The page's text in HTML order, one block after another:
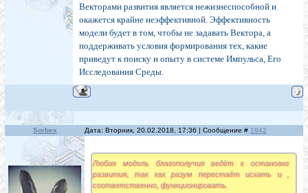
Векторами развития является нежизнеспособной и
окажется крайне неэффективной. Эффективность
модели будет в том, чтобы не задавать Вектора, а
поддерживать условия формирования тех, какие
приведут к поиску и опыту в системе Импульса, Его
Исследования Среды.
Sorbex Дата: Вторник, 20.02.2018, 17:36 | Сообщение # 1942
Любая модель благополучия ведёт к остановке
развития, так как разум перестаёт искать и ,
соответственно, функционировать.